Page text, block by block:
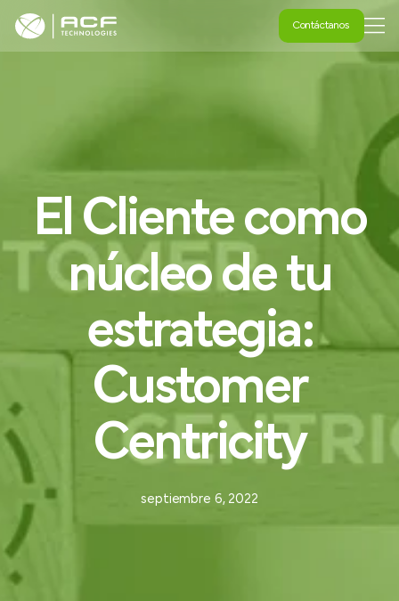
Contáctanos
El Cliente como
núcleo de tu
estrategia:
Customer
Centricity
septiembre 6, 2022